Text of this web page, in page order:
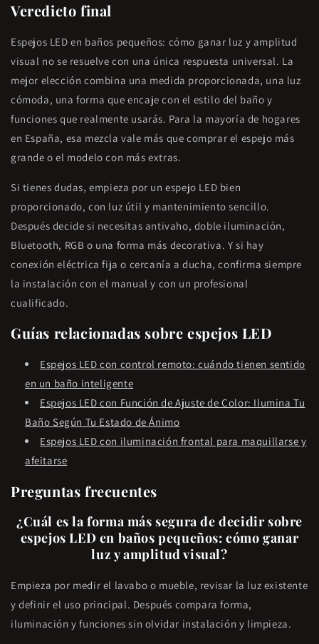
Veredicto final
Espejos LED en baños pequeños: cómo ganar luz y amplitud
visual no se resuelve con una única respuesta universal. La
mejor elección combina una medida proporcionada, una luz
cómoda, una forma que encaje con el estilo del baño y
funciones que realmente usarás. Para la mayoría de hogares
en España, esa mezcla vale más que comprar el espejo más
grande o el modelo con más extras.
Si tienes dudas, empieza por un espejo LED bien
proporcionado, con luz útil y mantenimiento sencillo.
Después decide si necesitas antivaho, doble iluminación,
Bluetooth, RGB o una forma más decorativa. Y si hay
conexión eléctrica fija o cercanía a ducha, confirma siempre
la instalación con el manual y con un profesional
cualificado.
Guías relacionadas sobre espejos LED
Espejos LED con control remoto: cuándo tienen sentido
en un baño inteligente
Espejos LED con Función de Ajuste de Color: Ilumina Tu
Baño Según Tu Estado de Ánimo
Espejos LED con iluminación frontal para maquillarse y
afeitarse
Preguntas frecuentes
¿Cuál es la forma más segura de decidir sobre
espejos LED en baños pequeños: cómo ganar
luz y amplitud visual?
Empieza por medir el lavabo o mueble, revisar la luz existente
y definir el uso principal. Después compara forma,
iluminación y funciones sin olvidar instalación y limpieza.